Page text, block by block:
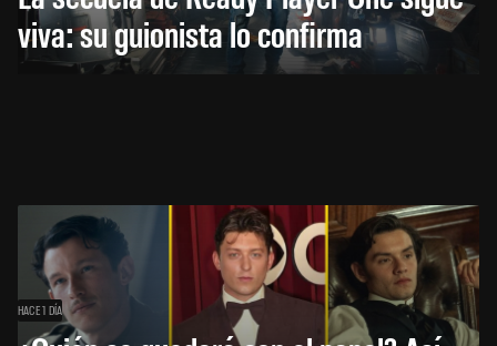
viva: su guionista lo confirma
HACE 1 DÍA